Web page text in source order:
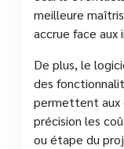
meilleure
accrue face aux
De plus, le
des
permettent aux
précision les
ou étape du